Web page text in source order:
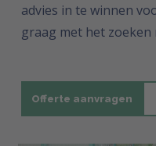
advies in te winnen
graag met het zoeken
Offerte aanvragen